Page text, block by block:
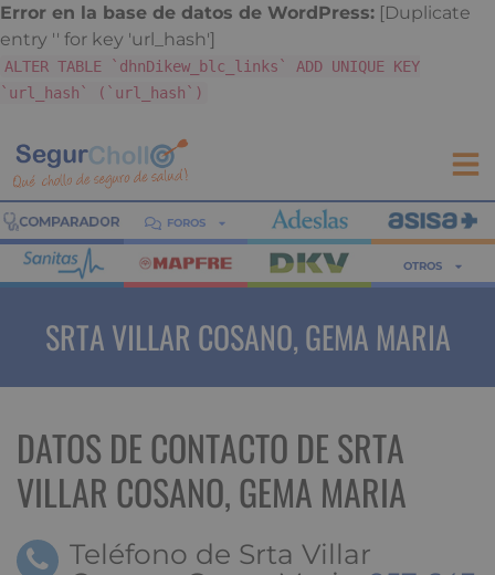
Error en la base de datos de WordPress: [Duplicate
entry '' for key 'url_hash']
ALTER TABLE `dhnDikew_blc_links` ADD UNIQUE KEY
`url_hash` (`url_hash`)
FOROS
OTROS
SRTA VILLAR COSANO, GEMA MARIA
DATOS DE CONTACTO DE SRTA
VILLAR COSANO, GEMA MARIA
Teléfono de Srta Villar